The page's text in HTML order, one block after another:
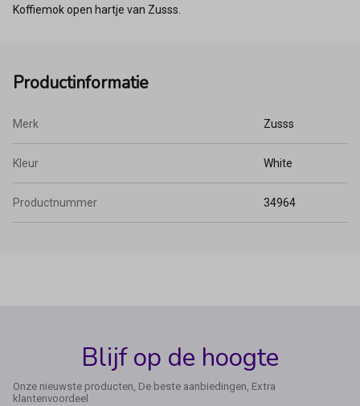
Koffiemok open hartje van Zusss.
Productinformatie
Merk Zusss
Kleur White
Productnummer 34964
Blijf op de hoogte
Onze nieuwste producten, De beste aanbiedingen, Extra
klantenvoordeel